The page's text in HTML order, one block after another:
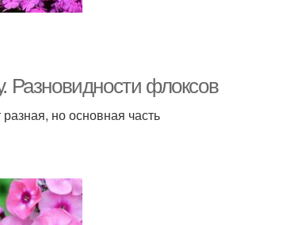
Разновидности флоксов
но основная часть